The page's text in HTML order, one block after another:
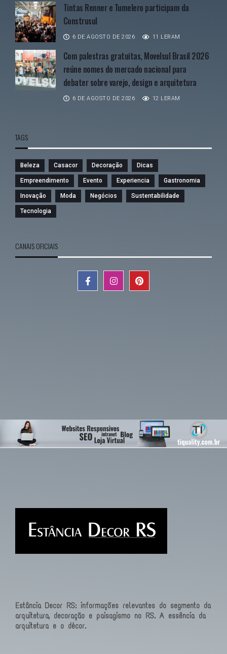
Tintas Renner e Tumelero participam da
Construsul
6 DE AGOSTO DE 2026 11 LERAM
Com palestras gratuitas, Movelsul Brasil 2026
reúne nomes do mercado nacional para
debater sobre varejo, design e arquitetura
6 DE AGOSTO DE 2026 12 LERAM
TAGS
Beleza Casacor Decoração Dicas
Empreendimento Evento Experiencia Gastronomia
Inovação Moda Negócios Sustentabilidade
Tecnologia
CANAIS OFICIAIS
Estância Decor RS: informações relevantes do segmento da
arquitetura, decoração e paisagismo no RS. A essência da
arquitetura e o décor.